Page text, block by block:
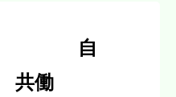
自
働